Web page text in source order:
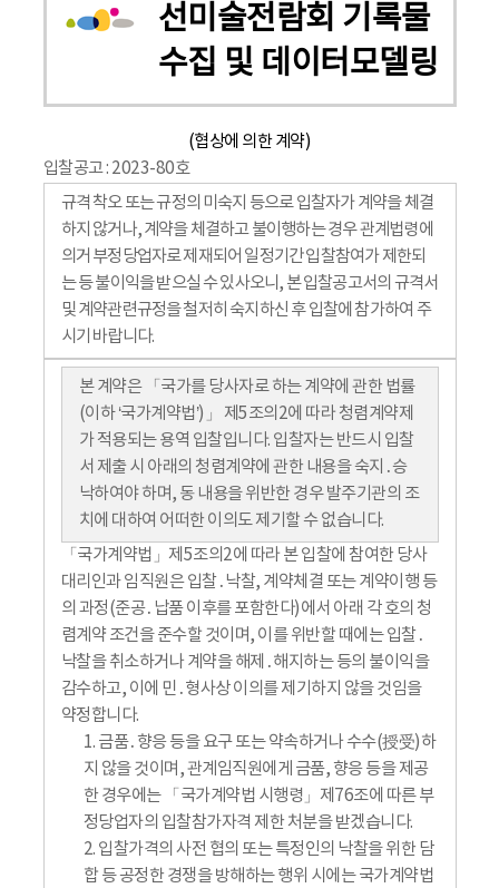
선미술전람회 기록물
수집 및 데이터모델링
(협상에 의한 계약)
입찰공고 : 2023-80호
규격 착오 또는 규정의 미숙지 등으로 입찰자가 계약을 체결
하지 않거나, 계약을 체결하고 불이행하는 경우 관계법령에
의거 부정당업자로 제재되어 일정기간 입찰참여가 제한되
는 등 불이익을 받으실 수 있사오니, 본 입찰공고서의 규격서
및 계약관련규정을 철저히 숙지하신 후 입찰에 참가하여 주
시기 바랍니다.
본 계약은 「국가를 당사자로 하는 계약에 관한 법률
(이하 ‘국가계약법’)」 제5조의2에 따라 청렴계약제
가 적용되는 용역 입찰입니다. 입찰자는 반드시 입찰
서 제출 시 아래의 청렴계약에 관한 내용을 숙지․승
낙하여야 하며, 동 내용을 위반한 경우 발주기관의 조
치에 대하여 어떠한 이의도 제기할 수 없습니다.
「국가계약법」제5조의2에 따라 본 입찰에 참여한 당사
대리인과 임직원은 입찰․낙찰, 계약체결 또는 계약이행 등
의 과정(준공․납품 이후를 포함한다)에서 아래 각 호의 청
렴계약 조건을 준수할 것이며, 이를 위반할 때에는 입찰․
낙찰을 취소하거나 계약을 해제․해지하는 등의 불이익을
감수하고, 이에 민․형사상 이의를 제기하지 않을 것임을
약정합니다.
1. 금품․향응 등을 요구 또는 약속하거나 수수(授受)하
지 않을 것이며, 관계임직원에게 금품, 향응 등을 제공
한 경우에는 「국가계약법 시행령」제76조에 따른 부
정당업자의 입찰참가자격 제한 처분을 받겠습니다.
2. 입찰가격의 사전 협의 또는 특정인의 낙찰을 위한 담
합 등 공정한 경쟁을 방해하는 행위 시에는 국가계약법